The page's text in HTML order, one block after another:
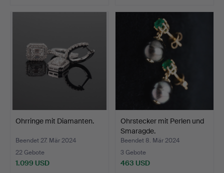
Ohrringe mit Diamanten.
Beendet 27. Mär 2024
22 Gebote
1.099 USD
Ohrstecker mit Perlen und
Smaragde.
Beendet 8. Mär 2024
3 Gebote
463 USD